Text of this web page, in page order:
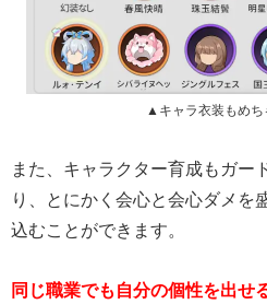
▲キャラ衣装もめち
また、キャラクター育成もガー
り、とにかく会心と会心ダメを
込むことができます。
同じ職業でも自分の個性を出せ